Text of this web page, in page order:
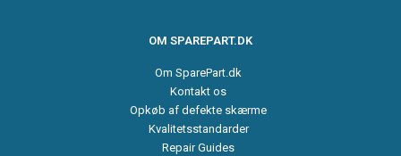
OM SPAREPART.DK
Om SparePart.dk
Kontakt os
Opkøb af defekte skærme
Kvalitetsstandarder
Repair Guides